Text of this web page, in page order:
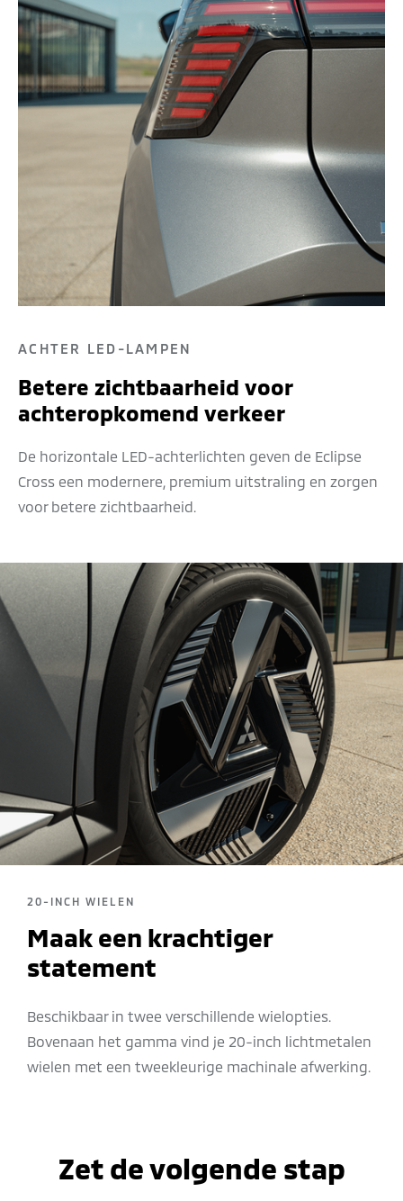
ACHTER LED-LAMPEN
Betere zichtbaarheid voor
achteropkomend verkeer
De horizontale LED-achterlichten geven de Eclipse
Cross een modernere, premium uitstraling en zorgen
voor betere zichtbaarheid.
20-INCH WIELEN
Maak een krachtiger
statement
Beschikbaar in twee verschillende wielopties.
Bovenaan het gamma vind je 20-inch lichtmetalen
wielen met een tweekleurige machinale afwerking.
Zet de volgende stap